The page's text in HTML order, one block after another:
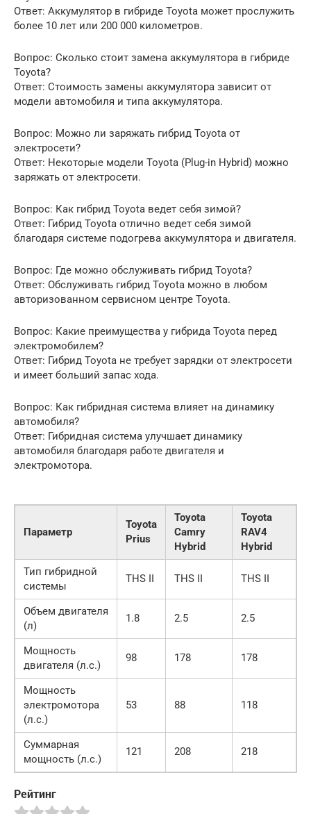
Ответ: Аккумулятор в гибриде Toyota может прослужить
более 10 лет или 200 000 километров.
Вопрос: Сколько стоит замена аккумулятора в гибриде
Toyota?
Ответ: Стоимость замены аккумулятора зависит от
модели автомобиля и типа аккумулятора.
Вопрос: Можно ли заряжать гибрид Toyota от
электросети?
Ответ: Некоторые модели Toyota (Plug-in Hybrid) можно
заряжать от электросети.
Вопрос: Как гибрид Toyota ведет себя зимой?
Ответ: Гибрид Toyota отлично ведет себя зимой
благодаря системе подогрева аккумулятора и двигателя.
Вопрос: Где можно обслуживать гибрид Toyota?
Ответ: Обслуживать гибрид Toyota можно в любом
авторизованном сервисном центре Toyota.
Вопрос: Какие преимущества у гибрида Toyota перед
электромобилем?
Ответ: Гибрид Toyota не требует зарядки от электросети
и имеет больший запас хода.
Вопрос: Как гибридная система влияет на динамику
автомобиля?
Ответ: Гибридная система улучшает динамику
автомобиля благодаря работе двигателя и
электромотора.
Параметр
Toyota
Prius
Toyota
Camry
Hybrid
Toyota
RAV4
Hybrid
Тип гибридной
системы
THS II THS II THS II
Объем двигателя
(л)
1.8 2.5 2.5
Мощность
двигателя (л.с.)
98 178 178
Мощность
электромотора
(л.с.)
53 88 118
Суммарная
мощность (л.с.)
121 208 218
Рейтинг